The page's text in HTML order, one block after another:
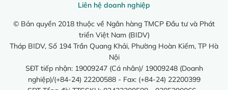
Liên hệ doanh nghiệp
© Bản quyền 2018 thuộc về Ngân hàng TMCP Đầu tư và Phát
triển Việt Nam (BIDV)
Tháp BIDV, Số 194 Trần Quang Khải, Phường Hoàn Kiếm, TP Hà
Nội
SĐT tiếp nhận: 19009247 (Cá nhân)/ 19009248 (Doanh
nghiệp)/(+84-24) 22200588 - Fax: (+84-24) 22200399